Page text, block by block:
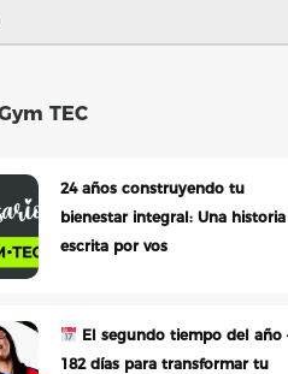
TEC
24 años construyendo tu
bienestar integral: Una historia
escrita por vos
El segundo tiempo del año
182 días para transformar tu